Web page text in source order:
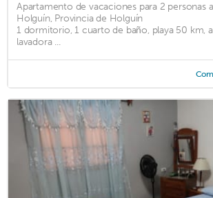
Apartamento de vacaciones para 2 personas
Holguín, Provincia de Holguín
1 dormitorio, 1 cuarto de baño, playa 50 km,
lavadora ...